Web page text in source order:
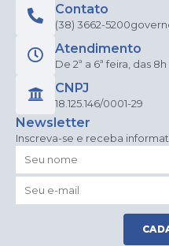
Contato
(38) 3662-5200
Atendimento
De 2ª a 6ª feira, das 8h
CNPJ
18.125.146/0001-29
Newsletter
Inscreva-se e receba